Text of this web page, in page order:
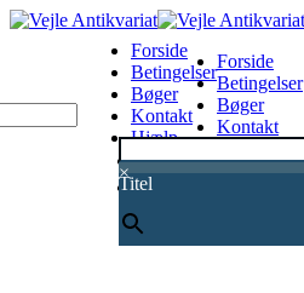
×
Titel
Forside
Betingelser
Bøger
Kontakt
Hjælp
0
Forside
Betingelser
Bøger
Kontakt